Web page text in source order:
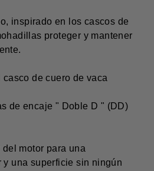
inspirado en los cascos de
proteger y mantener
de cuero de vaca
de encaje " Doble D " (DD)
motor para una
y una superficie sin ningún